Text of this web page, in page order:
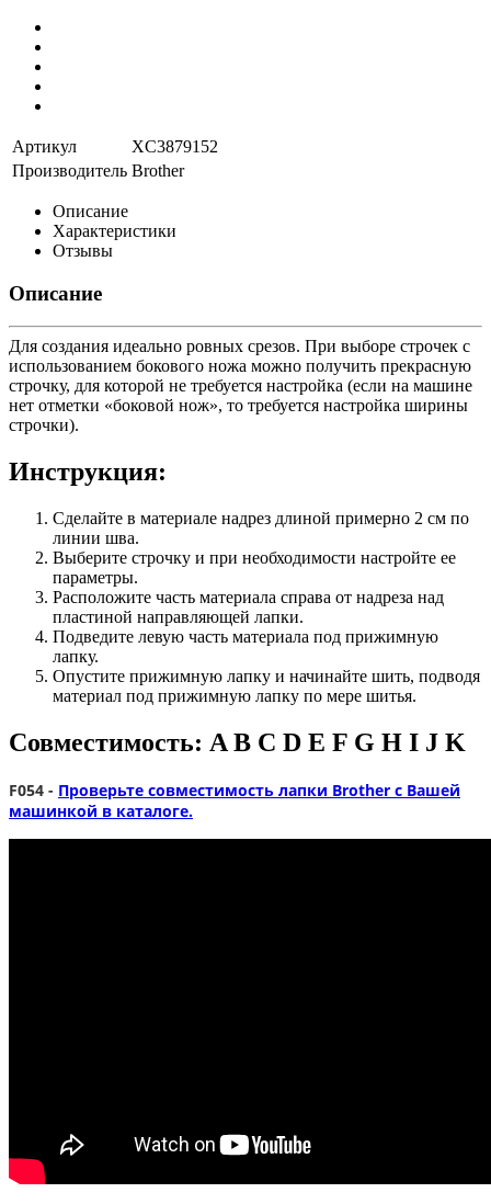
Артикул
XC3879152
Производитель Brother
Описание
Характеристики
Отзывы
Описание
Для создания идеально ровных срезов. При выборе строчек с
использованием бокового ножа можно получить прекрасную
строчку, для которой не требуется настройка (если на машине
нет отметки «боковой нож», то требуется настройка ширины
строчки).
Инструкция:
Сделайте в материале надрез длиной примерно 2 см по
линии шва.
Выберите строчку и при необходимости настройте ее
параметры.
Расположите часть материала справа от надреза над
пластиной направляющей лапки.
Подведите левую часть материала под прижимную
лапку.
Опустите прижимную лапку и начинайте шить, подводя
материал под прижимную лапку по мере шитья.
Совместимость: A B C D E F G H I J K
F054 - Проверьте совместимость лапки Brother с Вашей
машинкой в каталоге.